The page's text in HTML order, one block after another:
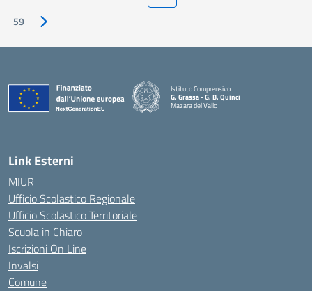
59
Pagina successiva
Istituto Comprensivo
G. Grassa - G. B. Quinci
Mazara del Vallo
Link Esterni
MIUR
Ufficio Scolastico Regionale
Ufficio Scolastico Territoriale
Scuola in Chiaro
Iscrizioni On Line
Invalsi
Comune